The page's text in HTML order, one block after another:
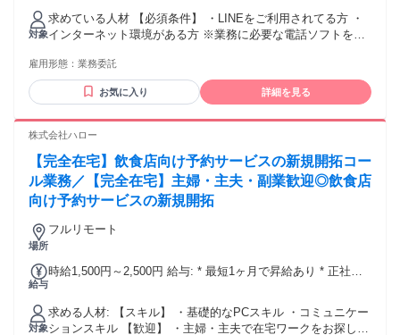
対象
求めている人材 【必須条件】 ・LINEをご利用されてる方 ・
インターネット環境がある方 ※業務に必要な電話ソフトをパ
設定サポートを行いますのでご安心ください） ※PCをお持ち
でない方もご相談ください （貸出制度あり／条件あり）
※MacBook。スマホ対応不可 【歓迎条件】 ・未経験歓迎 ・
定した収入を目指したい方 ・コツコツ取り組める方
雇用形態： 業務委託
お気に入り 詳細を見る
株式会社ハロー
【完全在宅】飲食店向け予約サービスの新規開拓コー
ル業務／【完全在宅】主婦・主夫・副業歓迎◎飲食店
向け予約サービスの新規開拓
場所
フルリモート
給与
時給1,500円～2,500円 給与: * 最短1ヶ月で昇給あり * 正社員
対象
求める人材: 【スキル】 ・基礎的なPCスキル ・コミュニケー
ションスキル 【歓迎】 ・主婦・主夫で在宅ワークをお探しの